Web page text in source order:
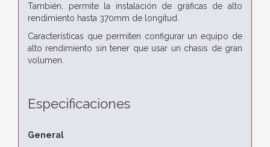
También, permite la instalación de gráficas de alto
rendimiento hasta 370mm de longitud.
Características que permiten configurar un equipo de
alto rendimiento sin tener que usar un chasis de gran
volumen.
Especificaciones
General